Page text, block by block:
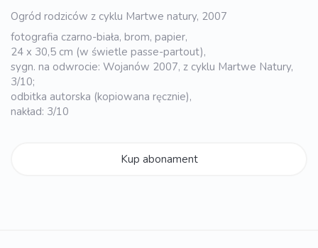
Ogród rodziców z cyklu Martwe natury, 2007
fotografia czarno-biała, brom, papier,
24 x 30,5 cm (w świetle passe-partout),
sygn. na odwrocie: Wojanów 2007, z cyklu Martwe Natury,
3/10;
odbitka autorska (kopiowana ręcznie),
nakład: 3/10
Kup abonament